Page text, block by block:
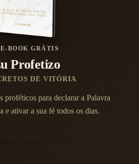
E-BOOK GRÁTIS
Profetizo
DE VITÓRIA
proféticos para declarar a Palavra
e ativar a sua fé todos os dias.